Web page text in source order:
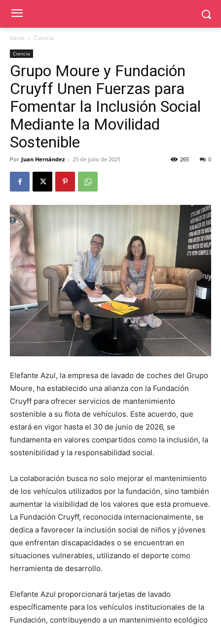
Inicio Ciencia
Ciencia
Grupo Moure y Fundación
Cruyff Unen Fuerzas para
Fomentar la Inclusión Social
Mediante la Movilidad
Sostenible
Por Juan Hernández - 25 de julio de 2025 0
265
Elefante Azul, la empresa de lavado de coches del Grupo
Moure, ha establecido una alianza con la Fundación
Cruyff para ofrecer servicios de mantenimiento
sostenible a su flota de vehículos. Este acuerdo, que
estará en vigor hasta el 30 de junio de 2026, se
fundamenta en valores compartidos como la inclusión, la
sostenibilidad y la responsabilidad social.
La colaboración busca no solo mejorar el mantenimiento
de los vehículos utilizados por la fundación, sino también
aumentar la visibilidad de los valores que esta promueve.
La Fundación Cruyff, reconocida internacionalmente, se
dedica a favorecer la inclusión social de niños y jóvenes
que enfrentan discapacidades o se encuentran en
situaciones vulnerables, utilizando el deporte como
herramienta de desarrollo.
Elefante Azul proporcionará tarjetas de lavado
específicamente para los vehículos institucionales de la
Fundación, contribuyendo a un mantenimiento ecológico